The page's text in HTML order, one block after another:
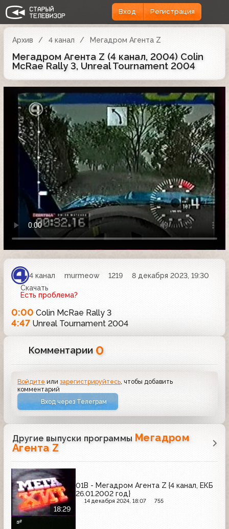
Вход Регистрация
Архив 4 канал Мегадром Агента Z
Мегадром Агента Z (4 канал, 2004) Colin
McRae Rally 3, Unreal Tournament 2004
4 канал murmeow 1219
8 декабря 2023, 19:30
Скачать
Есть проблема?
0:00 Colin McRae Rally 3
4:47 Unreal Tournament 2004
Комментарии 0
Войдите илизарегистрируйтесь, чтобы добавить
комментарий
Вход через Телеграм
Другие выпуски программы Мегадром
Агента Z
18:29
01B - Мегадром Агента Z {4 канал, ЕКБ
26.01.2002 год}
14 декабря 2024, 18:07 755